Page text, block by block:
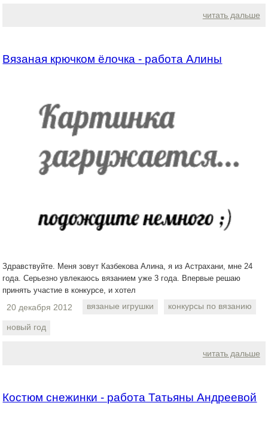
читать дальше
Вязаная крючком ёлочка - работа Алины
Здравствуйте. Меня зовут Казбекова Алина, я из Астрахани, мне 24
года. Серьезно увлекаюсь вязанием уже 3 года. Впервые решаю
принять участие в конкурсе, и хотел
20 декабря 2012 вязаные игрушки конкурсы по вязанию
новый год
читать дальше
Костюм снежинки - работа Татьяны Андреевой